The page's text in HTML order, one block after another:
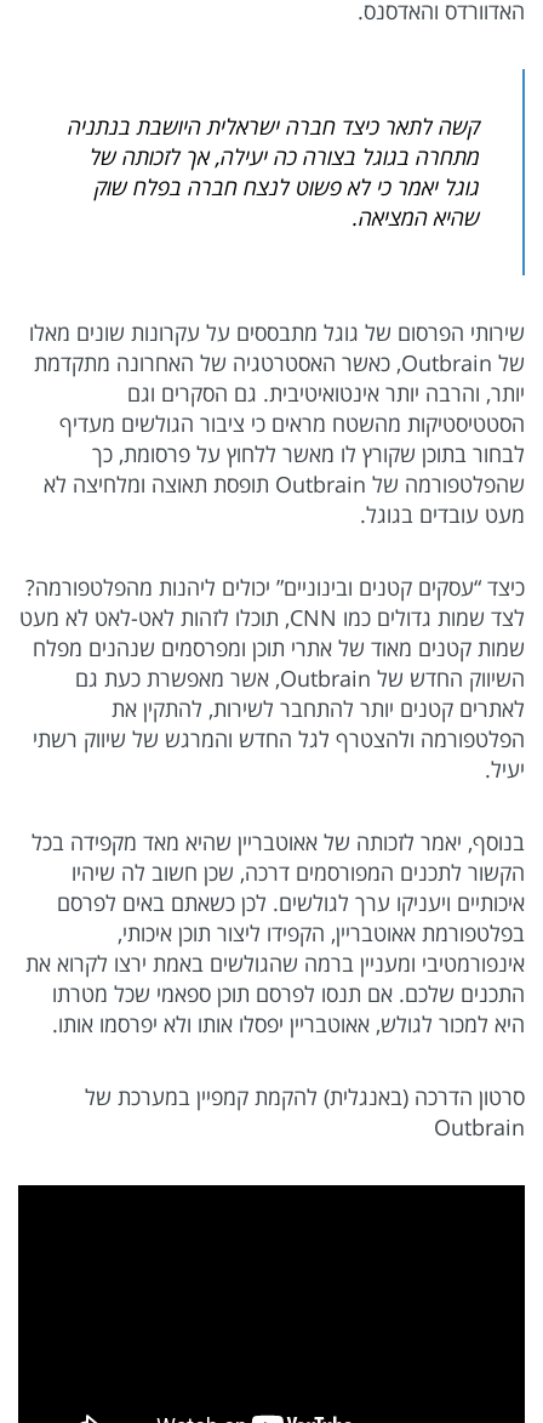
האדוורדס והאדסנס.
קשה לתאר כיצד חברה ישראלית היושבת בנתניה
מתחרה בגוגל בצורה כה יעילה, אך לזכותה של
גוגל יאמר כי לא פשוט לנצח חברה בפלח שוק
שהיא המציאה.
שירותי הפרסום של גוגל מתבססים על עקרונות שונים מאלו
של Outbrain, כאשר האסטרטגיה של האחרונה מתקדמת
יותר, והרבה יותר אינטואיטיבית. גם הסקרים וגם
הסטטיסטיקות מהשטח מראים כי ציבור הגולשים מעדיף
לבחור בתוכן שקורץ לו מאשר ללחוץ על פרסומת, כך
שהפלטפורמה של Outbrain תופסת תאוצה ומלחיצה לא
מעט עובדים בגוגל.
כיצד “עסקים קטנים ובינוניים” יכולים ליהנות מהפלטפורמה?
לצד שמות גדולים כמו CNN, תוכלו לזהות לאט-לאט לא מעט
שמות קטנים מאוד של אתרי תוכן ומפרסמים שנהנים מפלח
השיווק החדש של Outbrain, אשר מאפשרת כעת גם
לאתרים קטנים יותר להתחבר לשירות, להתקין את
הפלטפורמה ולהצטרף לגל החדש והמרגש של שיווק רשתי
יעיל.
בנוסף, יאמר לזכותה של אאוטבריין שהיא מאד מקפידה בכל
הקשור לתכנים המפורסמים דרכה, שכן חשוב לה שיהיו
איכותיים ויעניקו ערך לגולשים. לכן כשאתם באים לפרסם
בפלטפורמת אאוטבריין, הקפידו ליצור תוכן איכותי,
אינפורמטיבי ומעניין ברמה שהגולשים באמת ירצו לקרוא את
התכנים שלכם. אם תנסו לפרסם תוכן ספאמי שכל מטרתו
היא למכור לגולש, אאוטבריין יפסלו אותו ולא יפרסמו אותו.
סרטון הדרכה (באנגלית) להקמת קמפיין במערכת של
Outbrain